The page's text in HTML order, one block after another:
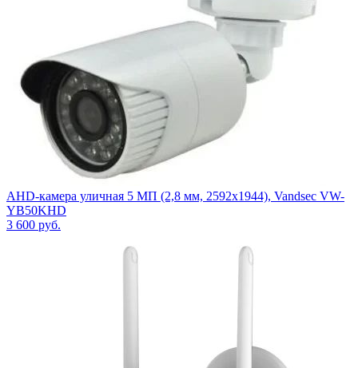
AHD-камера уличная 5 МП (2,8 мм, 2592х1944), Vandsec VW-
YB50KHD
3 600 руб.